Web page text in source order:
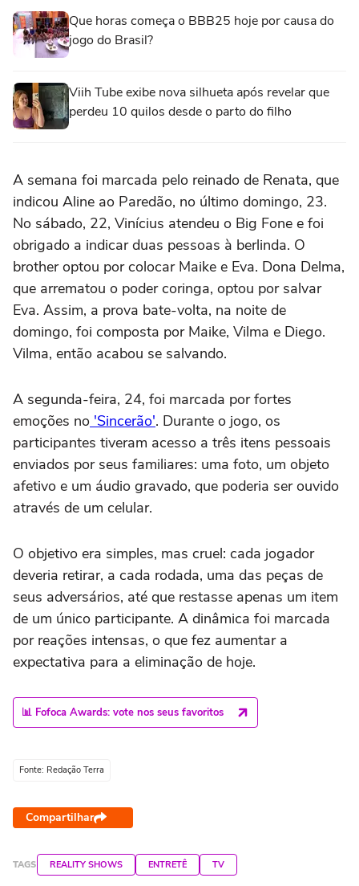
Que horas começa o BBB25 hoje por causa do
jogo do Brasil?
Viih Tube exibe nova silhueta após revelar que
perdeu 10 quilos desde o parto do filho
A semana foi marcada pelo reinado de Renata, que
indicou Aline ao Paredão, no último domingo, 23.
No sábado, 22, Vinícius atendeu o Big Fone e foi
obrigado a indicar duas pessoas à berlinda. O
brother optou por colocar Maike e Eva. Dona Delma,
que arrematou o poder coringa, optou por salvar
Eva. Assim, a prova bate-volta, na noite de
domingo, foi composta por Maike, Vilma e Diego.
Vilma, então acabou se salvando.
A segunda-feira, 24, foi marcada por fortes
emoções no 'Sincerão'. Durante o jogo, os
participantes tiveram acesso a três itens pessoais
enviados por seus familiares: uma foto, um objeto
afetivo e um áudio gravado, que poderia ser ouvido
através de um celular.
O objetivo era simples, mas cruel: cada jogador
deveria retirar, a cada rodada, uma das peças de
seus adversários, até que restasse apenas um item
de um único participante. A dinâmica foi marcada
por reações intensas, o que fez aumentar a
expectativa para a eliminação de hoje.
📊 Fofoca Awards: vote nos seus favoritos
Fonte: Redação Terra
Compartilhar
TAGS REALITY SHOWS ENTRETÊ TV